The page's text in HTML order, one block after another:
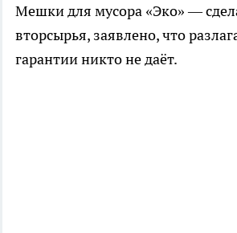
Мешки для мусора «Эко» —
вторсырья, заявлено, что
гарантии никто не даёт.